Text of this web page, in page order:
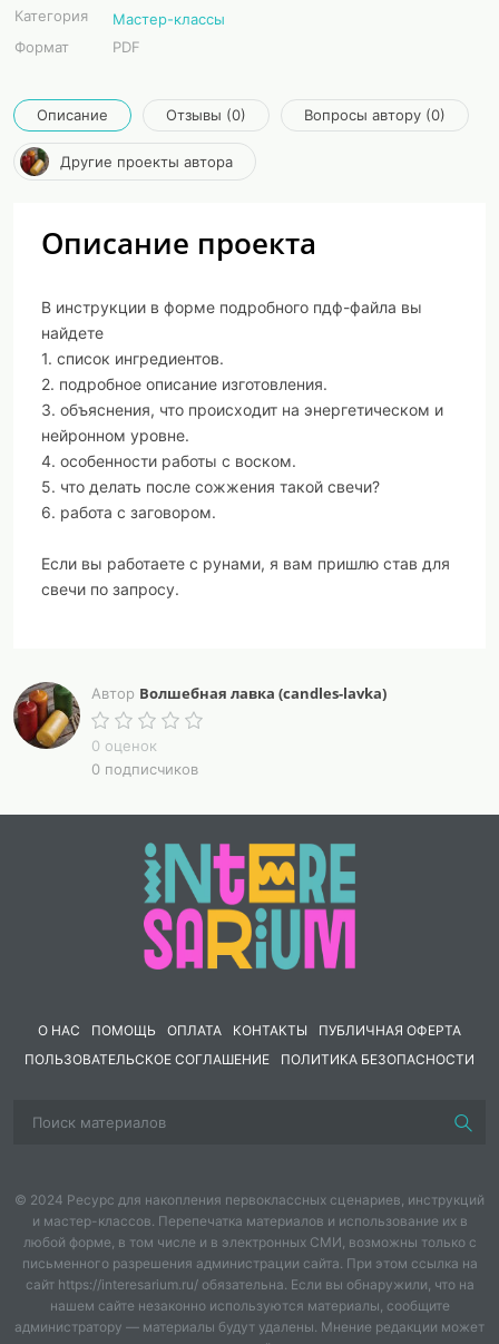
Категория
Мастер-классы
Формат
PDF
Описание Отзывы (0) Вопросы автору (0)
Другие проекты автора
Описание проекта
В инструкции в форме подробного пдф-файла вы
найдете
1. список ингредиентов.
2. подробное описание изготовления.
3. объяснения, что происходит на энергетическом и
нейронном уровне.
4. особенности работы с воском.
5. что делать после сожжения такой свечи?
6. работа с заговором.
Если вы работаете с рунами, я вам пришлю став для
свечи по запросу.
Автор Волшебная лавка (candles-lavka)
0 оценок
0 подписчиков
О НАС ПОМОЩЬ ОПЛАТА КОНТАКТЫ
ПУБЛИЧНАЯ ОФЕРТА
ПОЛЬЗОВАТЕЛЬСКОЕ СОГЛАШЕНИЕ
ПОЛИТИКА БЕЗОПАСНОСТИ
© 2024 Ресурс для накопления первоклассных сценариев, инструкций
и мастер-классов. Перепечатка материалов и использование их в
любой форме, в том числе и в электронных СМИ, возможны только с
письменного разрешения администрации сайта. При этом ссылка на
сайт https://interesarium.ru/ обязательна. Если вы обнаружили, что на
нашем сайте незаконно используются материалы, сообщите
администратору — материалы будут удалены. Мнение редакции может